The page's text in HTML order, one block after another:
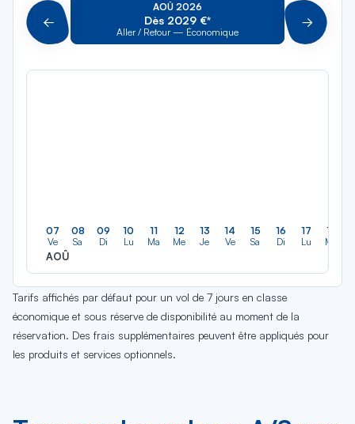
Précédent
AOÛ 2026
Dès 2029 €*
Aller / Retour — Économique Suivant
07
Ve
AOÛ
08
Sa
09
Di
10
Lu
11
Ma
12
Me
13
Je
14
Ve
15
Sa
16
Di
17
Lu
18
Ma
Tarifs affichés par défaut pour un vol de 7 jours en classe
économique et sous réserve de disponibilité au moment de la
réservation. Des frais supplémentaires peuvent être appliqués pour
les produits et services optionnels.